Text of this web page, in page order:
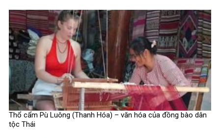
Thổ cẩm Pù Luông (Thanh Hóa) – văn hóa của đồng bào dân
tộc Thái